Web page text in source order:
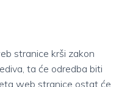
stranice krši zakon
ta će odredba biti
web stranice ostat će